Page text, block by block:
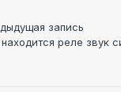
запись
реле звук